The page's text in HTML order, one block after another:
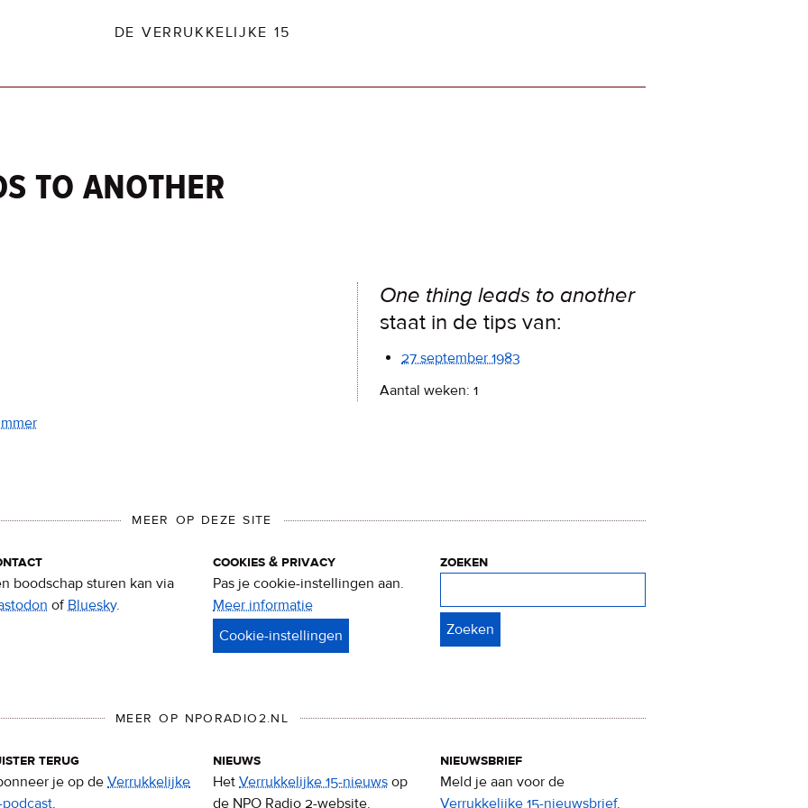
DE VERRUKKELIJKE 15
to another
One thing leads to another
staat in de tips van:
27 september 1983
Aantal weken: 1
MEER OP DEZE SITE
boodschap sturen kan via
ofBluesky.
cookies & privacy
Pas je cookie-instellingen aan.
Meer informatie
&
zoeken
MEER OP NPORADIO2.NL
terug
je op de Verrukkelijke
podcast.
nieuws
Het Verrukkelijke 15-nieuws op
de NPO Radio 2-website.
nieuwsbrief
Meld je aan voor de
Verrukkelijke 15-nieuwsbrief.